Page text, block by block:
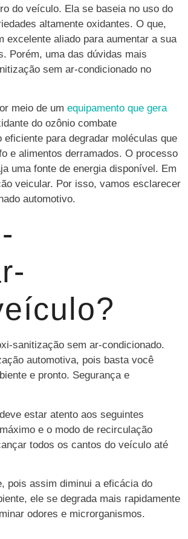
do veículo. Ela se baseia no uso do
altamente oxidantes. O que,
excelente aliado para aumentar a sua
Porém, uma das dúvidas mais
sem ar-condicionado no
meio de um equipamento que gera
do ozônio combate
para degradar moléculas que
e alimentos derramados. O processo
uma fonte de energia disponível. Em
veicular. Por isso, vamos esclarecer
automotivo.
sanitização sem ar-condicionado.
automotiva, pois basta você
e pronto. Segurança e
estar atento aos seguintes
e o modo de recirculação
todos os cantos do veículo até
pois assim diminui a eficácia do
ele se degrada mais rapidamente
odores e microrganismos.